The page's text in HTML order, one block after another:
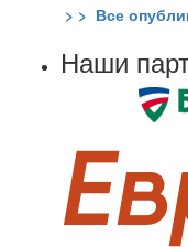
> > Все
Наши